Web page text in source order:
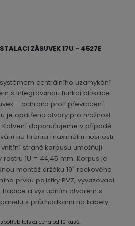
ZÁSUVEK 17U - 4527E
centrálního uzamykání
s integrovanou funkcí blokace
- ochrana proti převrácení.
je opatřena otvory pro možnost
Kotvení doporučujeme v případě
na hranici maximální nosnosti.
straně korpusu umožňují
rastru 1U = 44,45 mm. Korpus je
montáž držáku 19" rackového
prvku pojistky PVZ, vyvazovací
hadice a výstupním otvorem s
s průchodkami na kabely.
cena od 10 kusů: